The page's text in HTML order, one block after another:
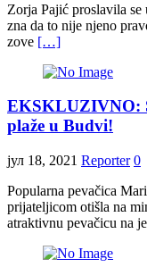
Zorja Pajić proslavila se
zna da to nije njeno
zove […]
EKSKLUZIVNO:
plaže u Budvi!
јул 18, 2021 Reporter 0
Popularna pevačica
prijateljicom otišla na
atraktivnu pevačicu na